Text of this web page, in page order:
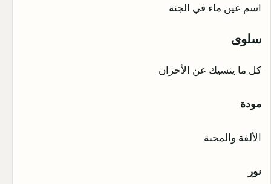
اسم عين ماء في الجنة
سلوى
كل ما ينسيك عن الأحزان
مودة
الألفة والمحبة
نور